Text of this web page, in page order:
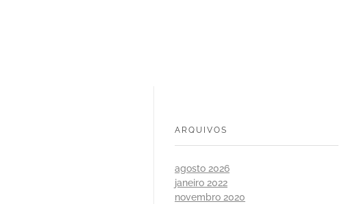
ARQUIVOS
agosto 2026
janeiro 2022
novembro 2020